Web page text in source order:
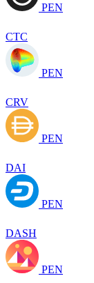
PEN
CTC
PEN
CRV
PEN
DAI
PEN
DASH
PEN